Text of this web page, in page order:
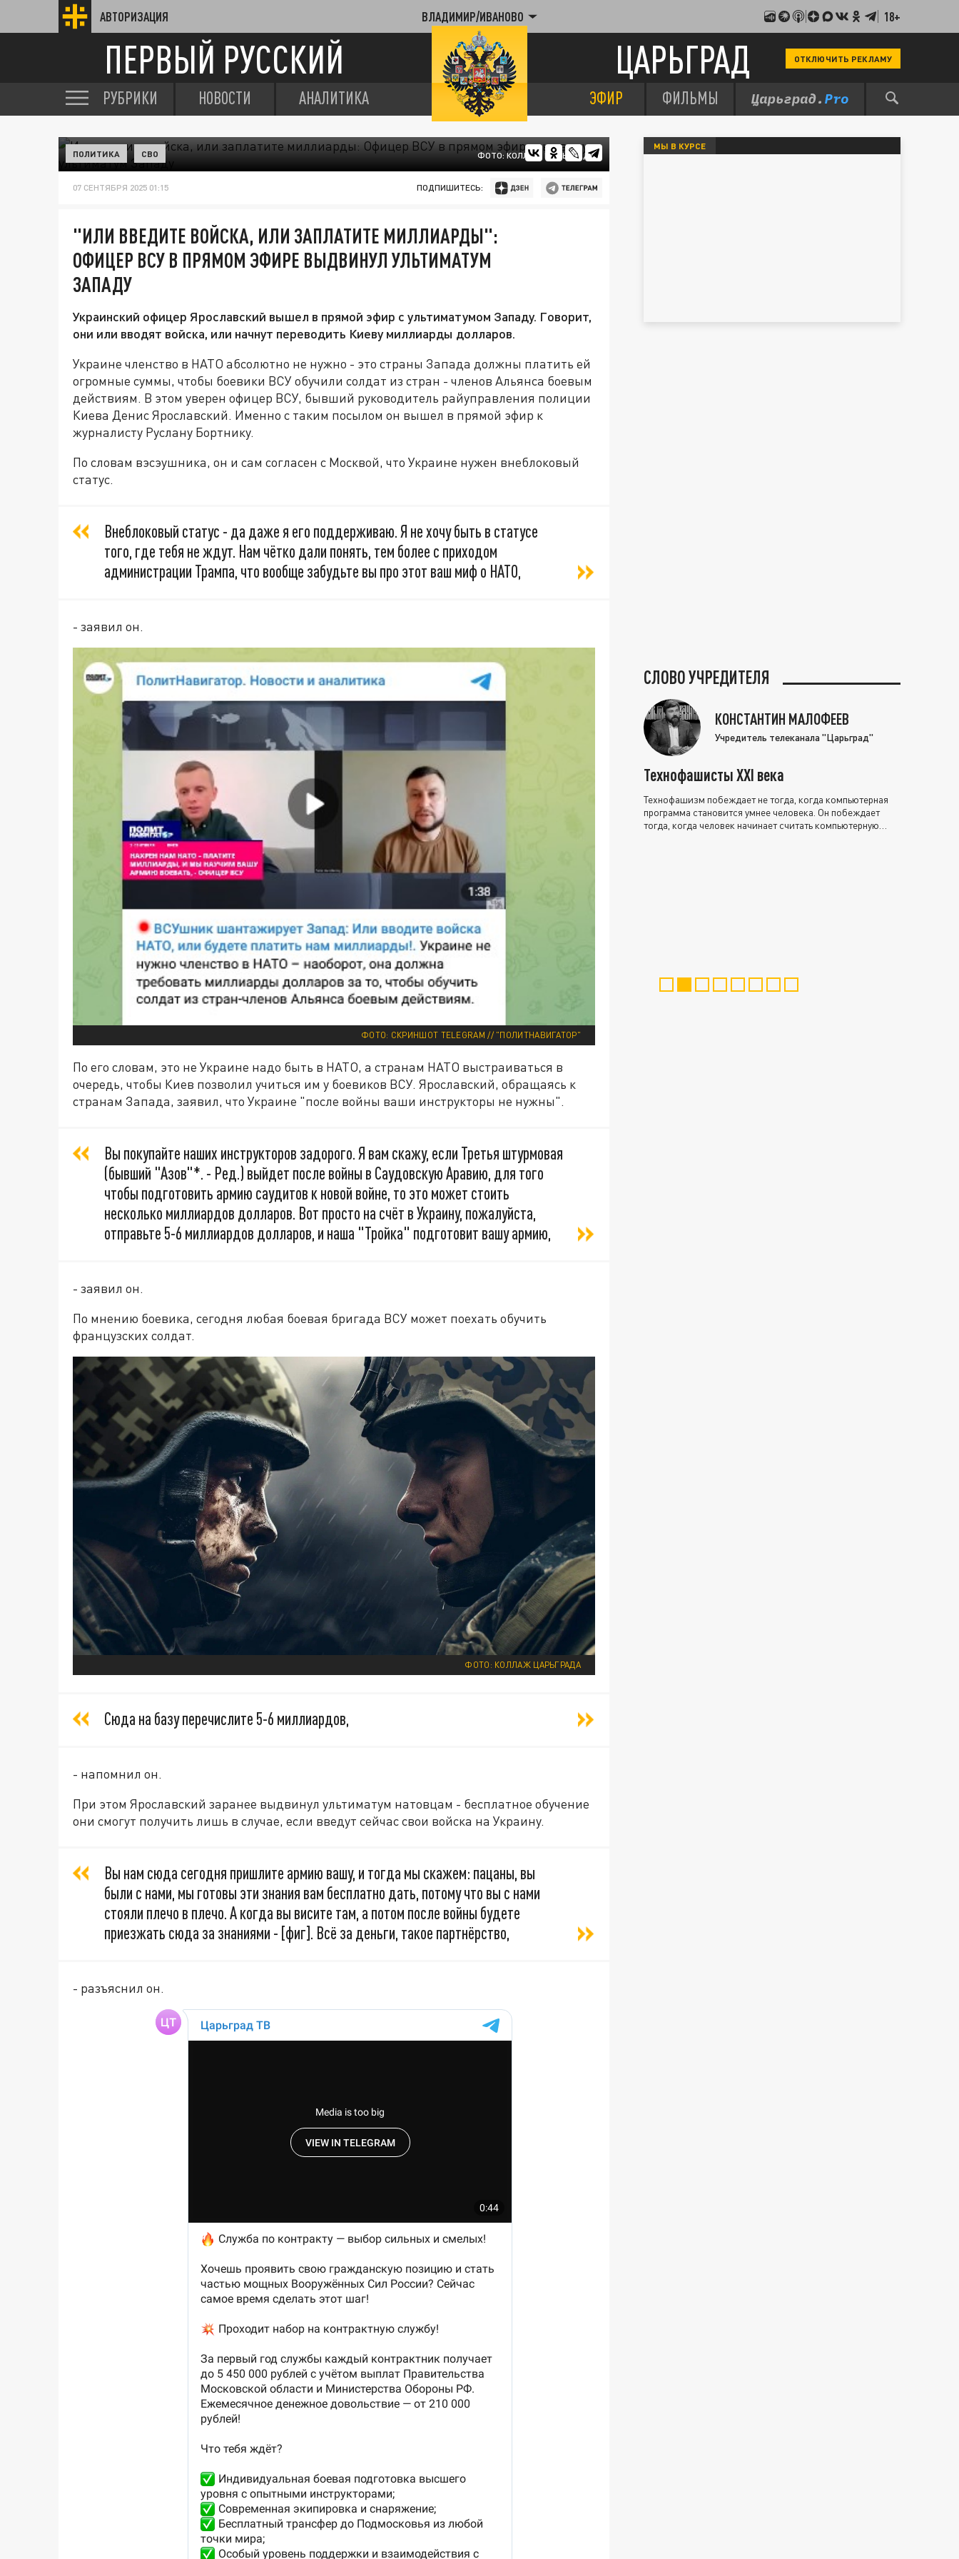
АВТОРИЗАЦИЯ ВЛАДИМИР/ИВАНОВО 18+
ПЕРВЫЙ РУССКИЙ ЦАРЬГРАД ОТКЛЮЧИТЬ РЕКЛАМУ
РУБРИКИ НОВОСТИ АНАЛИТИКА ЭФИР ФИЛЬМЫ
ФОТО: КОЛЛАЖ ЦАРЬГРАДА
ПОЛИТИКА СВО
07 СЕНТЯБРЯ 2025 01:15 ПОДПИШИТЕСЬ:
"ИЛИ ВВЕДИТЕ ВОЙСКА, ИЛИ ЗАПЛАТИТЕ МИЛЛИАРДЫ":
ОФИЦЕР ВСУ В ПРЯМОМ ЭФИРЕ ВЫДВИНУЛ УЛЬТИМАТУМ
ЗАПАДУ
Украинский офицер Ярославский вышел в прямой эфир с ультиматумом Западу. Говорит,
они или вводят войска, или начнут переводить Киеву миллиарды долларов.
Украине членство в НАТО абсолютно не нужно - это страны Запада должны платить ей
огромные суммы, чтобы боевики ВСУ обучили солдат из стран - членов Альянса боевым
действиям. В этом уверен офицер ВСУ, бывший руководитель райуправления полиции
Киева Денис Ярославский. Именно с таким посылом он вышел в прямой эфир к
журналисту Руслану Бортнику.
По словам вэсэушника, он и сам согласен с Москвой, что Украине нужен внеблоковый
статус.
Внеблоковый статус - да даже я его поддерживаю. Я не хочу быть в статусе
того, где тебя не ждут. Нам чётко дали понять, тем более с приходом
администрации Трампа, что вообще забудьте вы про этот ваш миф о НАТО,
- заявил он.
ФОТО: СКРИНШОТ TELEGRAM // "ПОЛИТНАВИГАТОР"
По его словам, это не Украине надо быть в НАТО, а странам НАТО выстраиваться в
очередь, чтобы Киев позволил учиться им у боевиков ВСУ. Ярославский, обращаясь к
странам Запада, заявил, что Украине "после войны ваши инструкторы не нужны".
Вы покупайте наших инструкторов задорого. Я вам скажу, если Третья штурмовая
(бывший "Азов"*. - Ред.) выйдет после войны в Саудовскую Аравию, для того
чтобы подготовить армию саудитов к новой войне, то это может стоить
несколько миллиардов долларов. Вот просто на счёт в Украину, пожалуйста,
отправьте 5-6 миллиардов долларов, и наша "Тройка" подготовит вашу армию,
- заявил он.
По мнению боевика, сегодня любая боевая бригада ВСУ может поехать обучить
французских солдат.
ФОТО: КОЛЛАЖ ЦАРЬГРАДА
Сюда на базу перечислите 5-6 миллиардов,
- напомнил он.
При этом Ярославский заранее выдвинул ультиматум натовцам - бесплатное обучение
они смогут получить лишь в случае, если введут сейчас свои войска на Украину.
Вы нам сюда сегодня пришлите армию вашу, и тогда мы скажем: пацаны, вы
были с нами, мы готовы эти знания вам бесплатно дать, потому что вы с нами
стояли плечо в плечо. А когда вы висите там, а потом после войны будете
приезжать сюда за знаниями - [фиг]. Всё за деньги, такое партнёрство,
- разъяснил он.
МЫ В КУРСЕ
СЛОВО УЧРЕДИТЕЛЯ
КОНСТАНТИН МАЛОФЕЕВ
Учредитель телеканала "Царьград"
Технофашисты XXI века
Технофашизм побеждает не тогда, когда компьютерная
программа становится умнее человека. Он побеждает
тогда, когда человек начинает считать компьютерную